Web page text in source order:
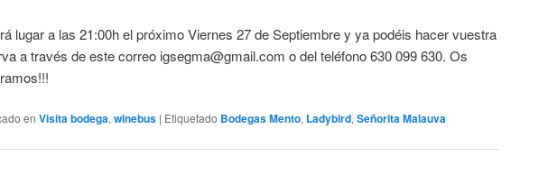
lugar a las 21:00h el próximo Viernes 27 de Septiembre y ya podéis hacer vuestra
a través de este correo igsegma@gmail.com o del teléfono 630 099 630. Os
en Visita bodega,winebus | Etiquetado Bodegas Mento, Ladybird,Señorita Malauva